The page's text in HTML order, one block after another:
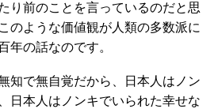
り前のことを言っているのだと思
のような価値観が人類の多数派に
年の話なのです。
知で無自覚だから、日本人はノン
日本人はノンキでいられた幸せな